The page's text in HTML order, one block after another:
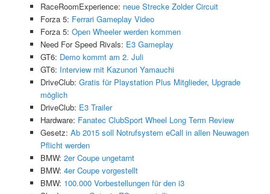
RaceRoomExperience: neue Strecke Zolder Circuit
Forza 5: Ferrari Gameplay Video
Forza 5: Open Wheeler werden kommen
Need For Speed Rivals: E3 Gameplay
GT6: Demo kommt am 2. Juli
GT6: Interview mit Kazunori Yamauchi
DriveClub: Gratis für Playstation Plus Mitglieder, Upgrade
möglich
DriveClub: E3 Trailer
Hardware: Fanatec ClubSport Wheel Long Term Review
Gesetz: Ab 2015 soll Notrufsystem eCall in allen Neuwagen
Pflicht werden
BMW: 2er Coupe ungetarnt
BMW: 4er Coupe vorgestellt
BMW: 100.000 Vorbestellungen für den i3